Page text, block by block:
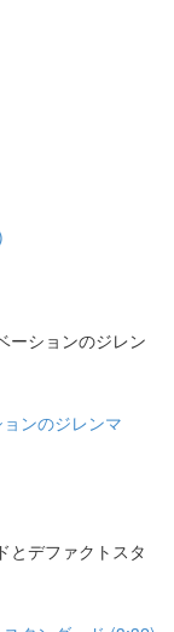
ションのジレン
ンのジレンマ
デファクトスタ